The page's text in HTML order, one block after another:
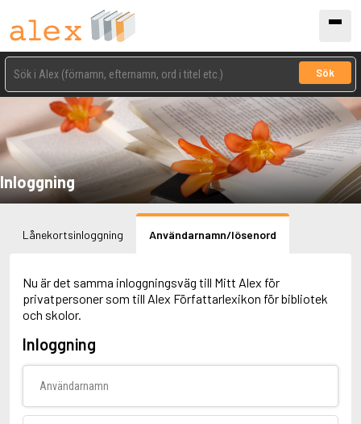
Sök
Inloggning
Lånekortsinloggning Användarnamn/lösenord
Nu är det samma inloggningsväg till Mitt Alex för
privatpersoner som till Alex Författarlexikon för bibliotek
och skolor.
Inloggning